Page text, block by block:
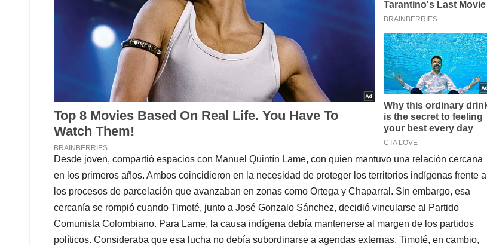
Desde joven, compartió espacios con Manuel Quintín Lame, con quien mantuvo una relación cercana
en los primeros años. Ambos coincidieron en la necesidad de proteger los territorios indígenas frente a
los procesos de parcelación que avanzaban en zonas como Ortega y Chaparral. Sin embargo, esa
cercanía se rompió cuando Timoté, junto a José Gonzalo Sánchez, decidió vincularse al Partido
Comunista Colombiano. Para Lame, la causa indígena debía mantenerse al margen de los partidos
políticos. Consideraba que esa lucha no debía subordinarse a agendas externas. Timoté, en cambio,